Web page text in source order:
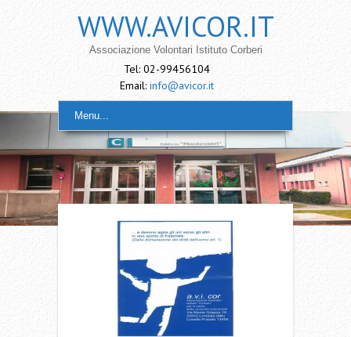
WWW.AVICOR.IT
Associazione Volontari Istituto Corberi
Tel: 02-99456104
Email: info@avicor.it
Menu...